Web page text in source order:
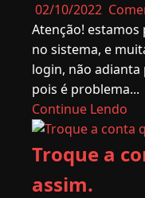
02/10/2022
Atenção!
no sistema, e
login, não
pois é problema...
Continue Lendo
Troque a
assim.